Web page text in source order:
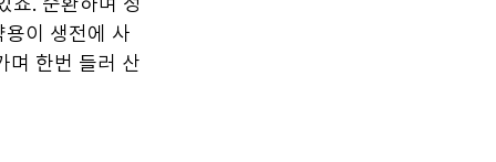
이 생전에 사
며 한번 들러 산